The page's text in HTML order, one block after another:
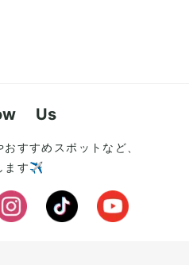
Us
すすめスポットなど、
ます✈️